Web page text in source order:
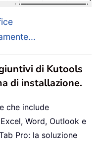
di Kutools
di installazione.
che include
Word, Outlook e
Pro: la soluzione